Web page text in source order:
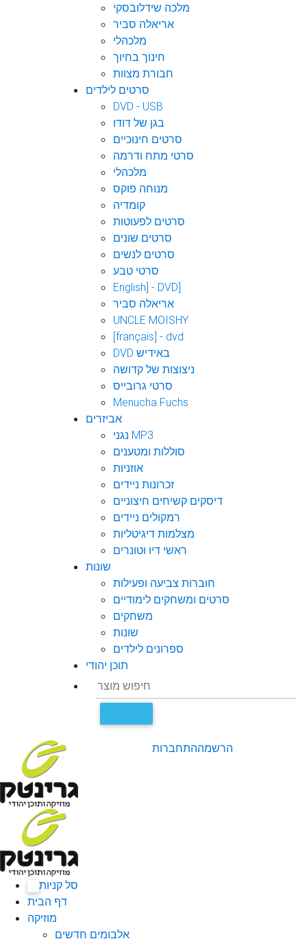
מלכה שידלובסקי
אריאלה סביר
מלכהלי
חינוך בחיוך
חבורת מצוות
סרטים לילדים
DVD - USB
בגן של דודו
סרטים חינוכיים
סרטי מתח ודרמה
מלכהלי
מנוחה פוקס
קומדיה
סרטים לפעוטות
סרטים שונים
סרטים לנשים
סרטי טבע
English] - DVD]
אריאלה סביר
UNCLE MOISHY
[français] - dvd
DVD באידיש
ניצוצות של קדושה
סרטי גרובייס
Menucha Fuchs
אביזרים
נגני MP3
סוללות ומטענים
אוזניות
זכרונות ניידים
דיסקים קשיחים חיצוניים
רמקולים ניידים
מצלמות דיגיטליות
ראשי דיו וטונרים
שונות
חוברות צביעה ופעילות
סרטים ומשחקים לימודיים
משחקים
שונות
ספרונים לילדים
תוכן יהודי
התחברותהרשמה
סל קניות
דף הבית
מוזיקה
אלבומים חדשים